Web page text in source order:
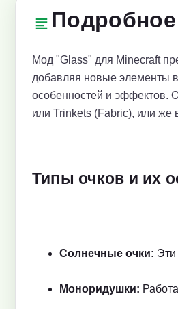
Мод "Glass" для Minecraft
добавляя новые элементы
особенностей и эффектов.
или Trinkets (Fabric), или же
Типы очков и их
Солнечные очки: Эти
Моноридушки: